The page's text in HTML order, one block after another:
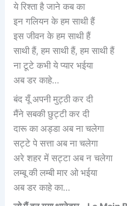
ये रिश्ता है जाने कब का
इन गलियन के हम साथी हैं
इस जीवन के हम साथी हैं
साथी हैं, हम साथी हैं, हम साथी हैं
ना टूटे कभी ये प्यार भईया
अब डर काहे…
बंद यूँ अपनी मुट्ठी कर दी
मैंने सबकी छुट्टी कर दी
दारू का अड्डा अब ना चलेगा
सट्टे पे सत्ता अब ना चलेगा
अरे शहर में सट्टा अब न चलेगा
लम्बू की लम्बी मार ओ भईया
अब डर काहे का…